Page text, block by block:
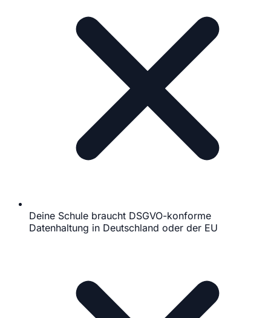
Deine Schule braucht DSGVO-konforme
Datenhaltung in Deutschland oder der EU